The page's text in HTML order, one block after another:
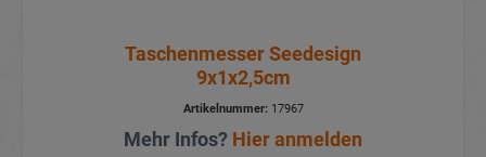
Taschenmesser Seedesign
9x1x2,5cm
Artikelnummer:17967
Mehr Infos? Hier anmelden